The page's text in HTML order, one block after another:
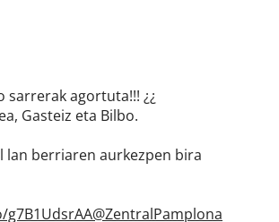
sarrerak agortuta!!! ¿¿
Gasteiz eta Bilbo.
lan berriaren aurkezpen bira
@ZentralPamplona